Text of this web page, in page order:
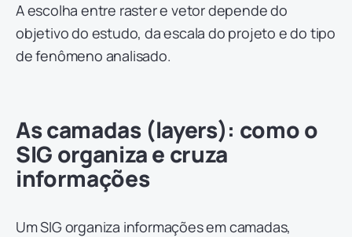
A escolha entre raster e vetor depende do
objetivo do estudo, da escala do projeto e do tipo
de fenômeno analisado.
As camadas (layers): como o
SIG organiza e cruza
informações
Um SIG organiza informações em camadas,